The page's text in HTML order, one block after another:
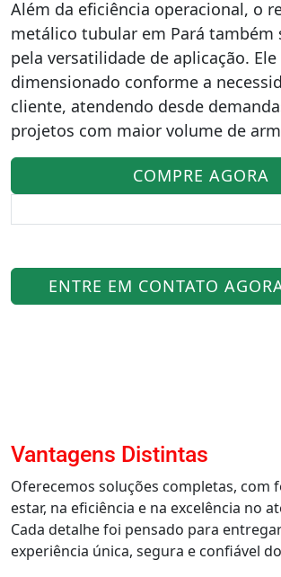
Além da eficiência operacional, o
metálico tubular em Pará também
pela versatilidade de aplicação.
dimensionado conforme a
cliente, atendendo desde
projetos com maior volume de
COMPRE AGORA
ENTRE EM CONTATO
Vantagens Distintas
Oferecemos soluções completas, com
estar, na eficiência e na excelência no
Cada detalhe foi pensado para
experiência única, segura e confiável